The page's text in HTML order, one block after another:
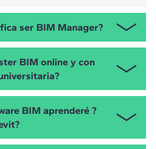
ser BIM Manager?
y datos, define protocolos y
por la calidad del modelo y el
entregables (BEP, CDE, flujos por
rol con un enfoque práctico y
BIM online y con
Online. Cada clase es única,
en tiempo real con preguntas
Además, cuenta con 60 ECTS y con
BIM aprenderé ?